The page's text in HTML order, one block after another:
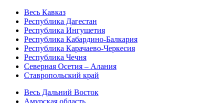
Весь Кавказ
Республика Дагестан
Республика Ингушетия
Республика Кабардино-Балкария
Республика Карачаево-Черкесия
Республика Чечня
Северная Осетия – Алания
Ставропольский край
Весь Дальний Восток
Амурская область